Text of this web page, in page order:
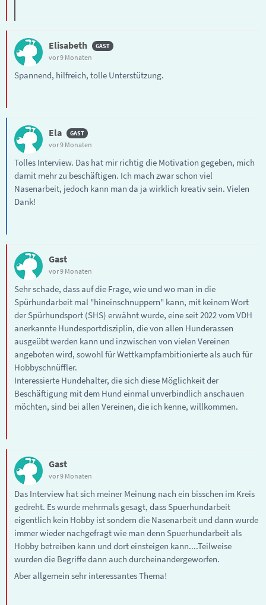
Elisabeth
vor 9 Monaten
Spannend, hilfreich, tolle Unterstützung.
Ela
vor 9 Monaten
Tolles Interview. Das hat mir richtig die Motivation gegeben, mich
damit mehr zu beschäftigen. Ich mach zwar schon viel
Nasenarbeit, jedoch kann man da ja wirklich kreativ sein. Vielen
Dank!
Gast
vor 9 Monaten
Sehr schade, dass auf die Frage, wie und wo man in die
Spürhundarbeit mal "hineinschnuppern" kann, mit keinem Wort
der Spürhundsport (SHS) erwähnt wurde, eine seit 2022 vom VDH
anerkannte Hundesportdisziplin, die von allen Hunderassen
ausgeübt werden kann und inzwischen von vielen Vereinen
angeboten wird, sowohl für Wettkampfambitionierte als auch für
Hobbyschnüffler.
Interessierte Hundehalter, die sich diese Möglichkeit der
Beschäftigung mit dem Hund einmal unverbindlich anschauen
möchten, sind bei allen Vereinen, die ich kenne, willkommen.
Gast
vor 9 Monaten
Das Interview hat sich meiner Meinung nach ein bisschen im Kreis
gedreht. Es wurde mehrmals gesagt, dass Spuerhundarbeit
eigentlich kein Hobby ist sondern die Nasenarbeit und dann wurde
immer wieder nachgefragt wie man denn Spuerhundarbeit als
Hobby betreiben kann und dort einsteigen kann....Teilweise
wurden die Begriffe dann auch durcheinandergeworfen.
Aber allgemein sehr interessantes Thema!